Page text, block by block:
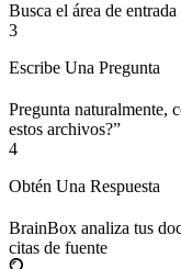
Busca el área de
3
Escribe Una Pregunta
Pregunta naturalmente,
estos archivos?”
4
Obtén Una Respuesta
BrainBox analiza tus
citas de fuente